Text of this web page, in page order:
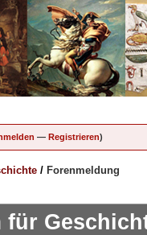
— Registrieren)
/ Forenmeldung
für